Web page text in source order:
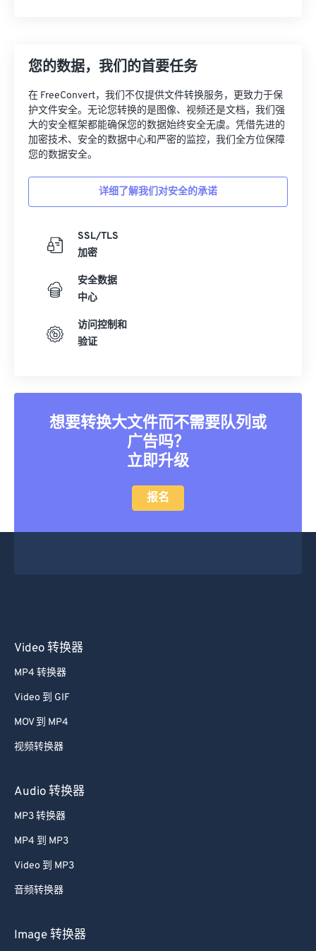
您的数据，我们的首要任务
在 FreeConvert，我们不仅提供文件转换服务，更致力于保
护文件安全。无论您转换的是图像、视频还是文档，我们强
大的安全框架都能确保您的数据始终安全无虞。凭借先进的
加密技术、安全的数据中心和严密的监控，我们全方位保障
您的数据安全。
详细了解我们对安全的承诺
SSL/TLS
加密
安全数据
中心
访问控制和
验证
想要转换大文件而不需要队列或
广告吗？
立即升级
报名
Video 转换器
MP4 转换器
Video 到 GIF
MOV 到 MP4
视频转换器
Audio 转换器
MP3 转换器
MP4 到 MP3
Video 到 MP3
音频转换器
Image 转换器